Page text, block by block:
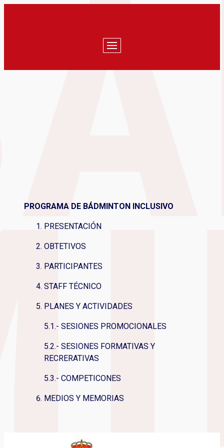
PROGRAMA DE BÁDMINTON INCLUSIVO
PRESENTACIÓN
OBTETIVOS
PARTICIPANTES
STAFF TÉCNICO
PLANES Y ACTIVIDADES
5.1.- SESIONES PROMOCIONALES
5.2.- SESIONES FORMATIVAS Y
RECRERATIVAS
5.3.- COMPETICONES
MEDIOS Y MEMORIAS